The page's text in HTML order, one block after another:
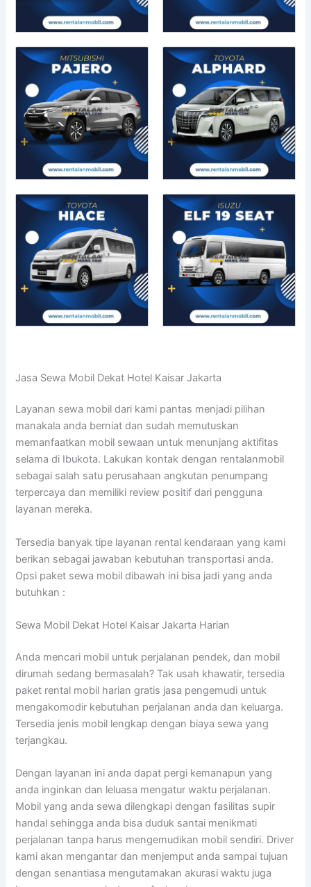
Jasa Sewa Mobil Dekat Hotel Kaisar Jakarta
Layanan sewa mobil dari kami pantas menjadi pilihan
manakala anda berniat dan sudah memutuskan
memanfaatkan mobil sewaan untuk menunjang aktifitas
selama di Ibukota. Lakukan kontak dengan rentalanmobil
sebagai salah satu perusahaan angkutan penumpang
terpercaya dan memiliki review positif dari pengguna
layanan mereka.
Tersedia banyak tipe layanan rental kendaraan yang kami
berikan sebagai jawaban kebutuhan transportasi anda.
Opsi paket sewa mobil dibawah ini bisa jadi yang anda
butuhkan :
Sewa Mobil Dekat Hotel Kaisar Jakarta Harian
Anda mencari mobil untuk perjalanan pendek, dan mobil
dirumah sedang bermasalah? Tak usah khawatir, tersedia
paket rental mobil harian gratis jasa pengemudi untuk
mengakomodir kebutuhan perjalanan anda dan keluarga.
Tersedia jenis mobil lengkap dengan biaya sewa yang
terjangkau.
Dengan layanan ini anda dapat pergi kemanapun yang
anda inginkan dan leluasa mengatur waktu perjalanan.
Mobil yang anda sewa dilengkapi dengan fasilitas supir
handal sehingga anda bisa duduk santai menikmati
perjalanan tanpa harus mengemudikan mobil sendiri. Driver
kami akan mengantar dan menjemput anda sampai tujuan
dengan senantiasa mengutamakan akurasi waktu juga